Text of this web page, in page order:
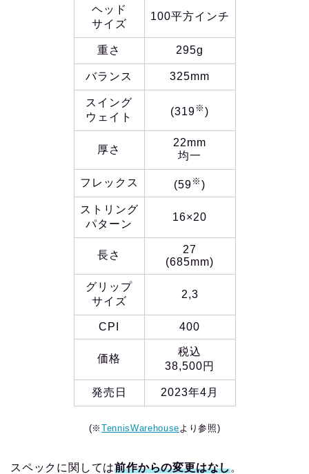
ヘッド
サイズ
100平方インチ
重さ 295g
バランス 325mm
スイング
ウェイト
(319 ※ )
厚さ
22mm
均一
フレックス (59 ※ )
ストリング
パターン
16×20
長さ
27
(685mm)
グリップ
サイズ
2,3
CPI 400
価格
税込
38,500円
発売日 2023年4月
(※TennisWarehouse より参照)
スペックに関しては前作からの変更はなし。